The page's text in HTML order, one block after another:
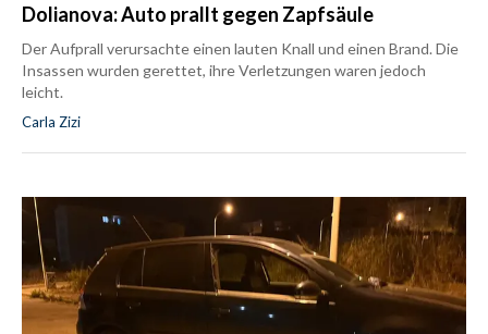
Dolianova: Auto prallt gegen Zapfsäule
Der Aufprall verursachte einen lauten Knall und einen Brand. Die
Insassen wurden gerettet, ihre Verletzungen waren jedoch
leicht.
Carla Zizi